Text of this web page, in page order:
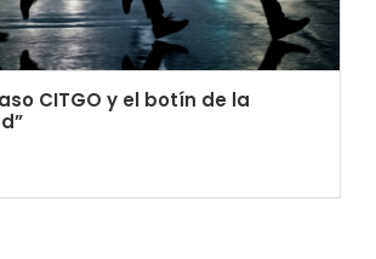
CITGO y el botín de la